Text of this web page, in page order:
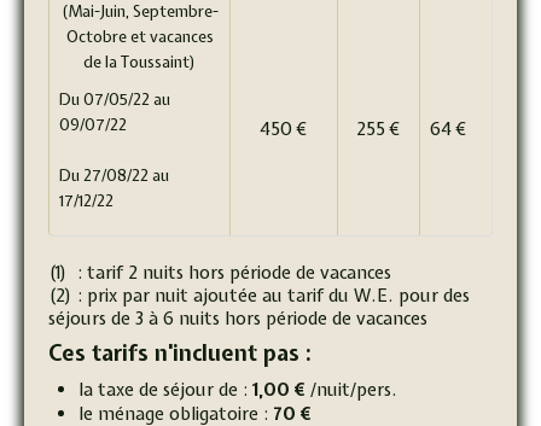
(Mai-Juin, Septembre-
Octobre et vacances
de la Toussaint)
Du 07/05/22 au
09/07/22
Du 27/08/22 au
17/12/22
450€ 255 € 64 €
(1) : tarif 2 nuits hors période de vacances
(2) : prix par nuit ajoutée au tarif du W.E. pour des
séjours de 3 à 6 nuits hors période de vacances
Ces tarifs n'incluent pas :
la taxe de séjour de : 1,00 € /nuit/pers.
le ménage obligatoire : 70 €